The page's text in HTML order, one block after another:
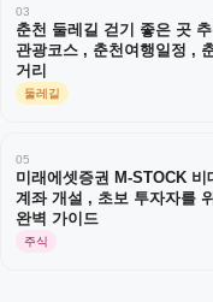
03
춘천 둘레길 걷기 좋은 곳
관광코스 , 춘천여행일정 ,
거리
둘레길
05
미래에셋증권 M-STOCK 비
계좌 개설 , 초보 투자자를
완벽 가이드
주식